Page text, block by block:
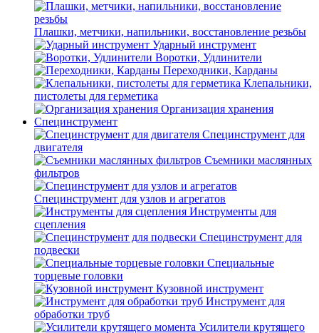
Плашки, метчики, напильники, восстановление резьбы
Ударный инструмент
Воротки, Удлинители
Переходники, Карданы
Клепальники,
пистолеты для герметика
Организация хранения
Специнструмент
Специнструмент для
двигателя
Съемники маслянных
фильтров
Специнструмент для узлов и агрегатов
Инструменты для
сцепления
Специнструмент для
подвески
Специальные
торцевые головки
Кузовной инструмент
Инструмент для
обработки труб
Усилители крутящего